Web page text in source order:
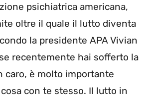
psichiatrica americana,
oltre il quale il lutto diventa
la presidente APA Vivian
recentemente hai sofferto la
caro, è molto importante
con te stesso. Il lutto in